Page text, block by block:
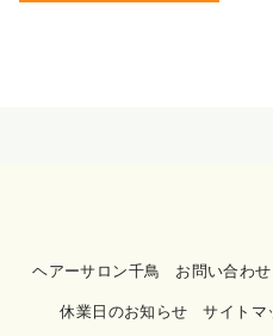
ヘアーサロン千鳥 お問い合わせ
休業日のお知らせ サイトマ